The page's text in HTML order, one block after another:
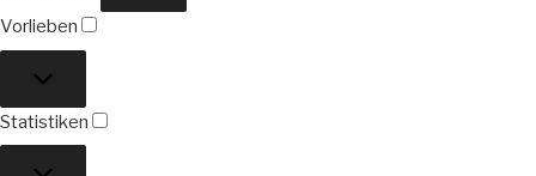
Vorlieben
Statistiken